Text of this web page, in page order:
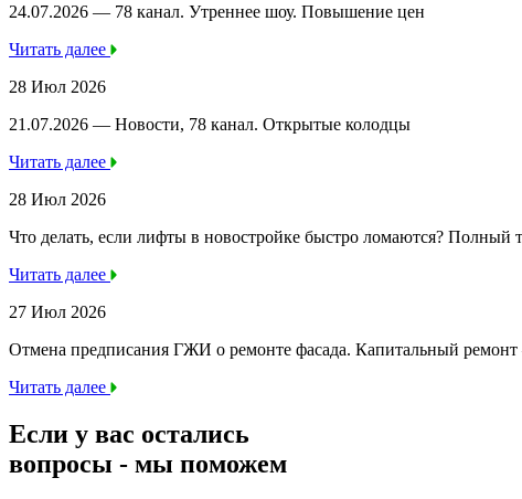
24.07.2026 — 78 канал. Утреннее шоу. Повышение цен
Читать далее
28 Июл 2026
21.07.2026 — Новости, 78 канал. Открытые колодцы
Читать далее
28 Июл 2026
Что делать, если лифты в новостройке быстро ломаются? Полный
Читать далее
27 Июл 2026
Отмена предписания ГЖИ о ремонте фасада. Капитальный
Читать далее
Если у вас остались
вопросы - мы поможем